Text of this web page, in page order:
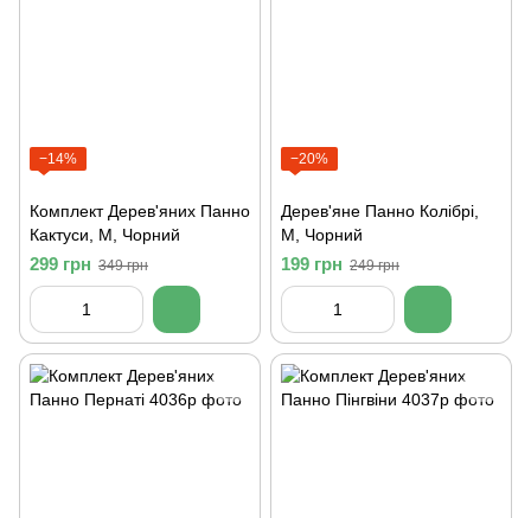
−14%
Комплект Дерев'яних Панно
Кактуси, M, Чорний
299 грн 349 грн
−20%
Дерев'яне Панно Колібрі,
M, Чорний
199 грн 249 грн